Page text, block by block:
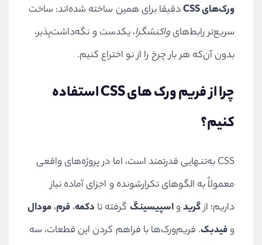
ورک‌های CSS
دقیقا برای همین ساخته شده‌اند: ساخت
سریع‌تر رابط‌هایواکنشگرا، یکدست و نگه‌داشت‌پذیر،
بدون آن‌که هر بار چرخ را از نو اختراع کنیم.
چرا از فریم‌ ورک‌ های CSS استفاده
کنیم؟
CSS به‌تنهایی قدرتمند است، اما در پروژه‌های واقعی
معمولاً به الگوهای تکرارشونده و اجزای آماده نیاز
داریم؛ ازگریدواسپیسینگ گرفته تا دکمه،فرم،مودال
وفیدبک. فریم‌ورک‌ها با فراهم کردن این قطعات، سه